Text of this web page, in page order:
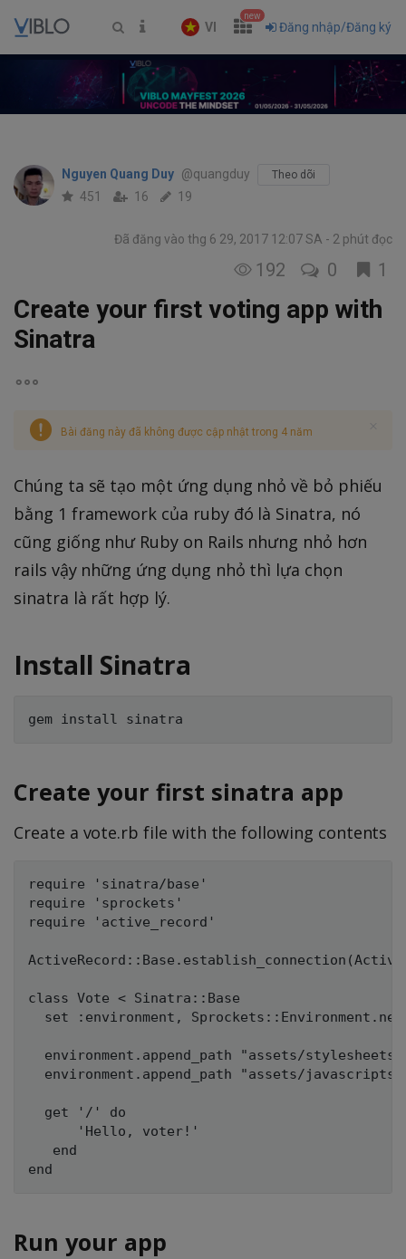
VI
new
Đăng nhập/Đăng ký
Nguyen Quang Duy @quangduy Theo dõi
451 16 19
Đã đăng vào thg 6 29, 2017 12:07 SA 2 phút đọc
192 0 1
Create your first voting app with
Sinatra
Bài đăng này đã không được cập nhật trong 4 năm
Chúng ta sẽ tạo một ứng dụng nhỏ về bỏ phiếu
bằng 1 framework của ruby đó là Sinatra, nó
cũng giống như Ruby on Rails nhưng nhỏ hơn
rails vậy những ứng dụng nhỏ thì lựa chọn
sinatra là rất hợp lý.
Install Sinatra
Create your first sinatra app
Create a vote.rb file with the following contents
require 'sinatra/base'
require 'sprockets'
require 'active_record'
class Vote < Sinatra::Base
  set :environment, Sprockets::Environment.new
  environment.append_path "assets/stylesheets"
  environment.append_path "assets/javascripts"
  get '/' do
      'Hello, voter!'
   end
Run your app